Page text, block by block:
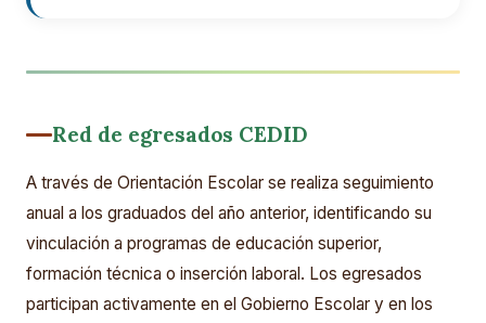
Red de egresados CEDID
A través de Orientación Escolar se realiza seguimiento
anual a los graduados del año anterior, identificando su
vinculación a programas de educación superior,
formación técnica o inserción laboral. Los egresados
participan activamente en el Gobierno Escolar y en los